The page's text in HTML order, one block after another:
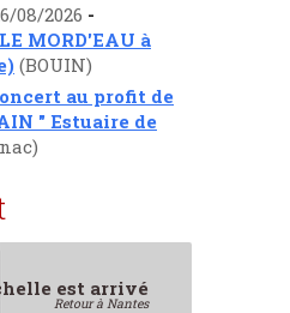
08/2026 -
MORD'EAU à
(BOUIN)
au profit de
" Estuaire de
est arrivé
Retour à Nantes